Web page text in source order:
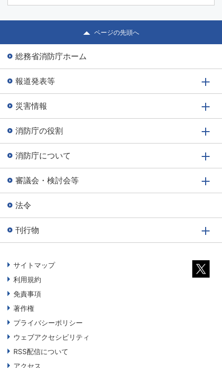
の現状と改修の方向性 ＜参考資料＞ 参考資料9-1 部会員
度化検討会委員名簿 資料2 土砂災害における効果的な救
助手法に関する高度化検討会開催要綱 資料3 検討会の目
ページの先頭へ
総務省消防庁ホーム
報道発表等
災害情報
消防庁の役割
消防庁について
審議会・検討会等
法令
刊行物
サイトマップ
利用規約
免責事項
著作権
プライバシーポリシー
ウェブアクセシビリティ
RSS配信について
アクセス